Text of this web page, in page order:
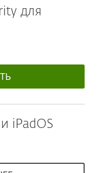
для
iPadOS